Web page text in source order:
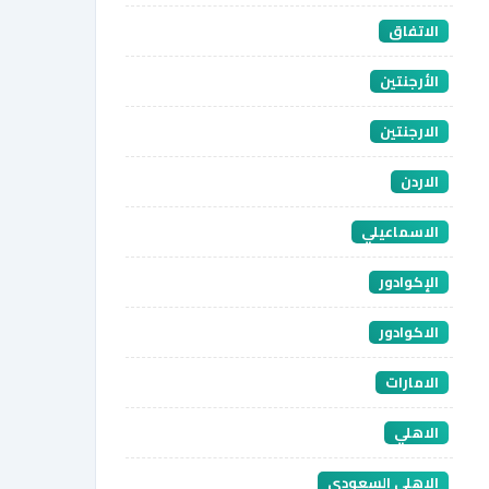
الاتفاق
الأرجنتين
الارجنتين
الاردن
الاسماعيلي
الإكوادور
الاكوادور
الامارات
الاهلي
الاهلي السعودي